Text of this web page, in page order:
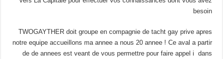
besoin
TWOGAYTHER doit groupe en compagnie de tacht gay prive apres
notre equipe accueillons ma annee a nous 20 annee ! Ce aval a partir
de de annees est veant de vous permettre pour faire appel i dans